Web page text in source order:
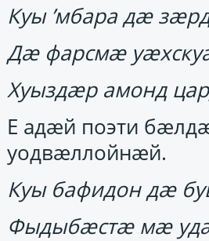
Куы ’мбара дӕ
Дӕ фарсмӕ
Хуыздӕр амонд
Е адӕй поэти
уодвӕллойнӕй.
Куы бафидон дӕ
Фыдыбӕстӕ мӕ